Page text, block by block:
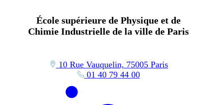
École supérieure de Physique et de
Chimie Industrielle de la ville de Paris
10 Rue Vauquelin, 75005 Paris
01 40 79 44 00